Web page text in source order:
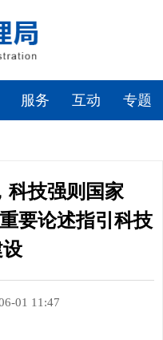
服务 互动 专题
科技强则国家
要论述指引科技
01 11:47